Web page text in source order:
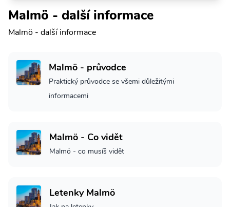
Malmö - další informace
Malmö - další informace
Malmö - průvodce
Praktický průvodce se všemi důležitými
informacemi
Malmö - Co vidět
Malmö - co musíš vidět
Letenky Malmö